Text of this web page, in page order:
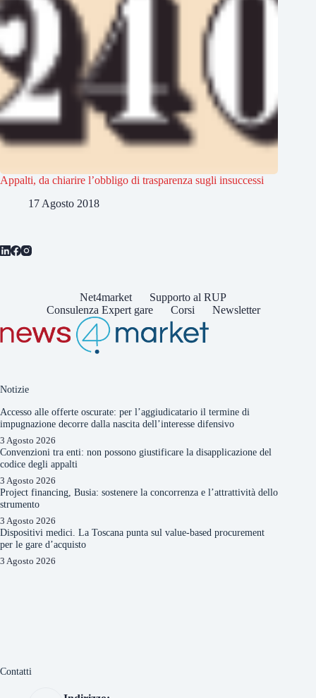
Appalti, da chiarire l’obbligo di trasparenza sugli insuccessi
17 Agosto 2018
Net4market
Supporto al RUP
Consulenza Expert gare
Corsi Newsletter
Notizie
Accesso alle offerte oscurate: per l’aggiudicatario il termine di
impugnazione decorre dalla nascita dell’interesse difensivo
3 Agosto 2026
Convenzioni tra enti: non possono giustificare la disapplicazione del
codice degli appalti
3 Agosto 2026
Project financing, Busia: sostenere la concorrenza e l’attrattività dello
strumento
3 Agosto 2026
Dispositivi medici. La Toscana punta sul value-based procurement
per le gare d’acquisto
3 Agosto 2026
Contatti